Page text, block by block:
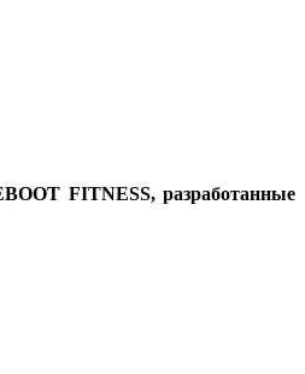
FITNESS, разработанные